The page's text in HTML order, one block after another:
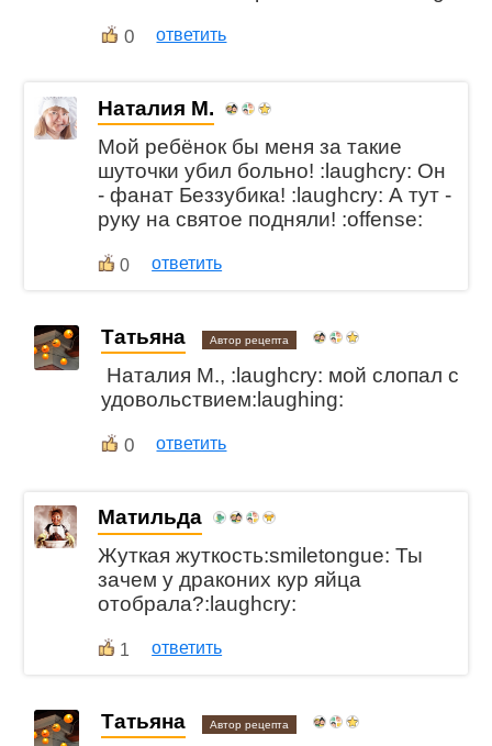
0 ответить
Наталия М.
Мой ребёнок бы меня за такие
шуточки убил больно! :laughcry: Он
- фанат Беззубика! :laughcry: А тут -
руку на святое подняли! :offense:
0 ответить
Татьяна Автор рецепта
Наталия М., :laughcry: мой слопал с
удовольствием:laughing:
0 ответить
Матильда
Жуткая жуткость:smiletongue: Ты
зачем у драконих кур яйца
отобрала?:laughcry:
1 ответить
Татьяна Автор рецепта